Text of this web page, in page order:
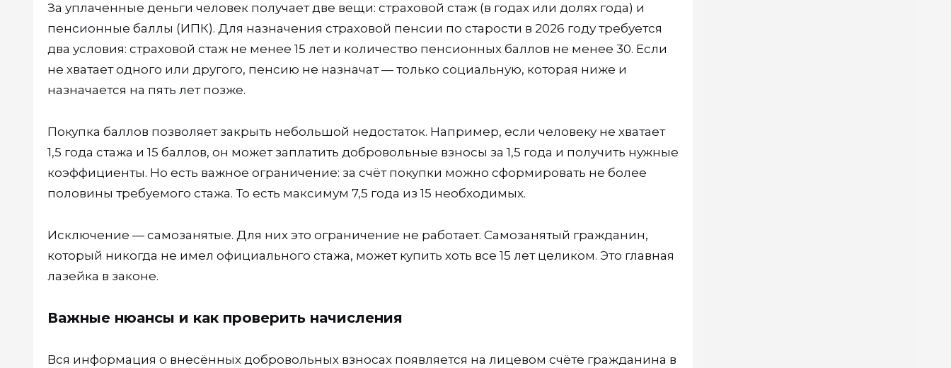
За уплаченные деньги человек получает две вещи: страховой стаж (в годах или долях года) и
пенсионные баллы (ИПК). Для назначения страховой пенсии по старости в 2026 году требуется
два условия: страховой стаж не менее 15 лет и количество пенсионных баллов не менее 30. Если
не хватает одного или другого, пенсию не назначат — только социальную, которая ниже и
назначается на пять лет позже.
Покупка баллов позволяет закрыть небольшой недостаток. Например, если человеку не хватает
1,5 года стажа и 15 баллов, он может заплатить добровольные взносы за 1,5 года и получить нужные
коэффициенты. Но есть важное ограничение: за счёт покупки можно сформировать не более
половины требуемого стажа. То есть максимум 7,5 года из 15 необходимых.
Исключение — самозанятые. Для них это ограничение не работает. Самозанятый гражданин,
который никогда не имел официального стажа, может купить хоть все 15 лет целиком. Это главная
лазейка в законе.
Важные нюансы и как проверить начисления
Вся информация о внесённых добровольных взносах появляется на лицевом счёте гражданина в